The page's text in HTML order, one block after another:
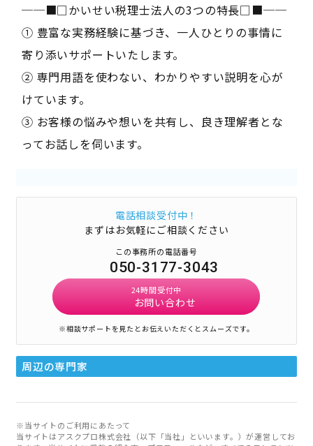
──■□かいせい税理士法人の3つの特長□■──
① 豊富な実務経験に基づき、一人ひとりの事情に
寄り添いサポートいたします。
② 専門用語を使わない、わかりやすい説明を心が
けています。
③ お客様の悩みや想いを共有し、良き理解者とな
ってお話しを伺います。
電話相談受付中！
まずはお気軽にご相談ください
この事務所の電話番号
050-3177-3043
24時間受付中
お問い合わせ
※相談サポートを見たとお伝えいただくとスムーズです。
周辺の専門家
※当サイトのご利用にあたって
当サイトはアスクプロ株式会社（以下「当社」といいます。）が運営してお